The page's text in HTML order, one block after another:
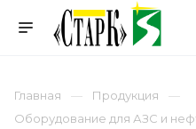
Главная
Продукция
Оборудование для АЗС и